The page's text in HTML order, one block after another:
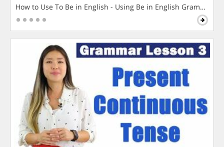
How to Use To Be in English - Using Be in English Grammar